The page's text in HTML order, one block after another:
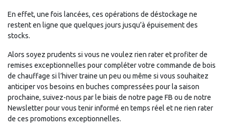
En effet, une fois lancées, ces opérations de déstockage ne
restent en ligne que quelques jours jusqu’à épuisement des
stocks.
Alors soyez prudents si vous ne voulez rien rater et profiter de
remises exceptionnelles pour compléter votre commande de bois
de chauffage si l’hiver traine un peu ou même si vous souhaitez
anticiper vos besoins en buches compressées pour la saison
prochaine, suivez-nous par le biais de notre page FB ou de notre
Newsletter pour vous tenir informé en temps réel et ne rien rater
de ces promotions exceptionnelles.